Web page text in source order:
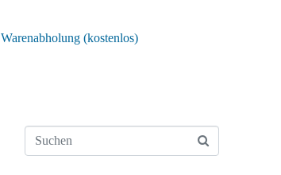
Warenabholung (kostenlos)